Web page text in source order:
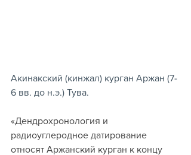
Акинакский (кинжал) курган Аржан (7-
6 вв. до н.э.) Тува.
«Дендрохронология и
радиоуглеродное датирование
относят Аржанский курган к концу